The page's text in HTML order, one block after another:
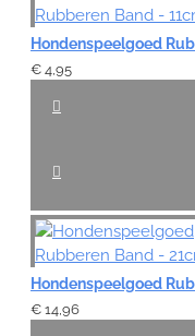
€ 4,95
€ 14,96